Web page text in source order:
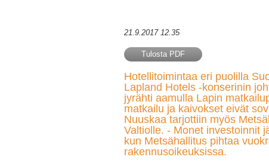
21.9.2017 12.35
Tulosta PDF
Hotellitoimintaa eri puolilla
Lapland Hotels -konserinin
jyrähti aamulla Lapin
matkailu ja kaivokset eivät
Nuuskaa tarjottiin myös
Valtiolle. - Monet investoinnit
kun Metsähallitus pihtaa
rakennusoikeuksissa.